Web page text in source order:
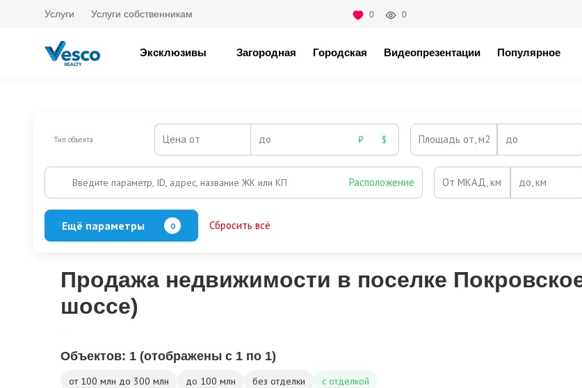
Услуги Услуги собственникам 0 0
Эксклюзивы Загородная Городская Видеопрезентации Популярное
Тип объекта Цена от до ₽ $ Площадь от, м2 до
Введите параметр, ID, адрес, название ЖК или КП Расположение От МКАД, км до, км
Ещё параметры 0 Сбросить всё
Продажа недвижимости в поселке
шоссе)
Объектов: 1 (отображены с 1 по 1)
от 100 млн до 300 млн до 100 млн без отделки с отделкой